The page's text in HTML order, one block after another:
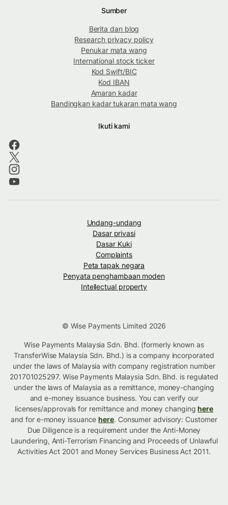
Sumber
Berita dan blog
Research privacy policy
Penukar mata wang
International stock ticker
Kod Swift/BIC
Kod IBAN
Amaran kadar
Bandingkan kadar tukaran mata wang
Ikuti kami
Undang-undang
Dasar privasi
Dasar Kuki
Complaints
Peta tapak negara
Penyata penghambaan moden
Intellectual property
© Wise Payments Limited 2026
Wise Payments Malaysia Sdn. Bhd. (formerly known as
TransferWise Malaysia Sdn. Bhd.) is a company incorporated
under the laws of Malaysia with company registration number
201701025297. Wise Payments Malaysia Sdn. Bhd. is regulated
under the laws of Malaysia as a remittance, money-changing
and e-money issuance business. You can verify our
licenses/approvals for remittance and money changing here
and for e-money issuance here. Consumer advisory: Customer
Due Diligence is a requirement under the Anti-Money
Laundering, Anti-Terrorism Financing and Proceeds of Unlawful
Activities Act 2001 and Money Services Business Act 2011.